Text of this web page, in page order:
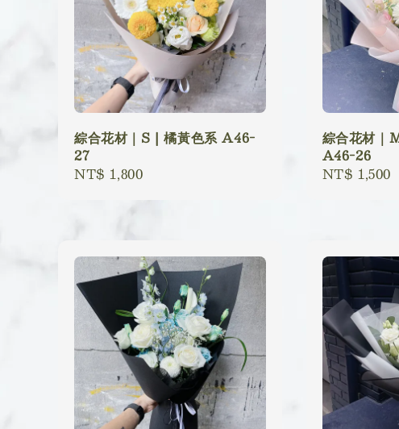
綜合花材｜S | 橘黃色系 A46-
27
Regular
NT$ 1,800
綜合花材｜
A46-26
Regular
NT$ 1,500